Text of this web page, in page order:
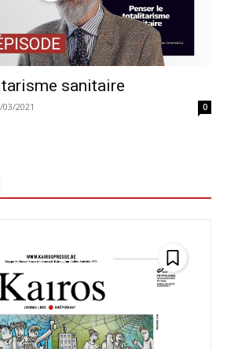
sanitaire
03/2021 0